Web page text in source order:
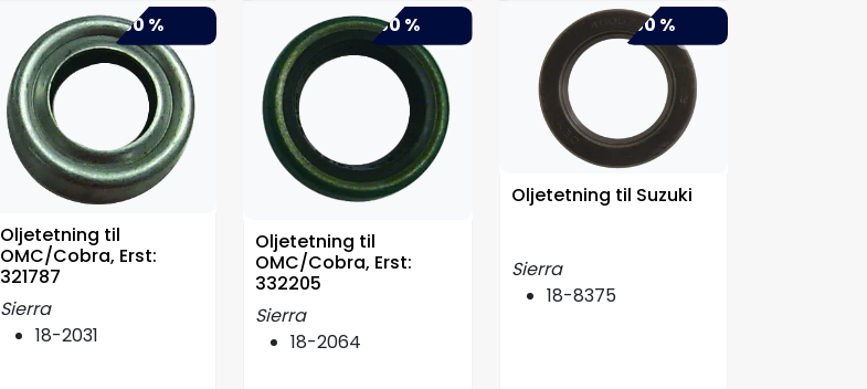
-50 %
Oljetetning til
OMC/Cobra, Erst:
321787
Sierra
18-2031
-50 %
Oljetetning til
OMC/Cobra, Erst:
332205
Sierra
18-2064
-50 %
Oljetetning til Suzuki
Sierra
18-8375